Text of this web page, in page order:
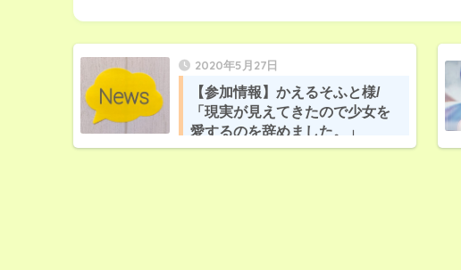
2020年5月27日
【参加情報】かえるそふと様/
「現実が見えてきたので少女を
愛するのを辞めました。」